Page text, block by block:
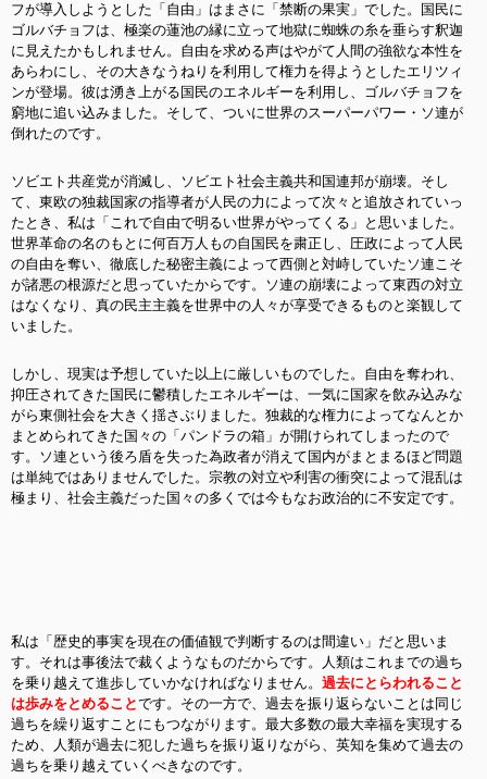
フが導入しようとした「自由」はまさに「禁断の果実」でした。国民に
ゴルバチョフは、極楽の蓮池の縁に立って地獄に蜘蛛の糸を垂らす釈迦
に見えたかもしれません。自由を求める声はやがて人間の強欲な本性を
あらわにし、その大きなうねりを利用して権力を得ようとしたエリツィ
ンが登場。彼は湧き上がる国民のエネルギーを利用し、ゴルバチョフを
窮地に追い込みました。そして、ついに世界のスーパーパワー・ソ連が
倒れたのです。
ソビエト共産党が消滅し、ソビエト社会主義共和国連邦が崩壊。そし
て、東欧の独裁国家の指導者が人民の力によって次々と追放されていっ
たとき、私は「これで自由で明るい世界がやってくる」と思いました。
世界革命の名のもとに何百万人もの自国民を粛正し、圧政によって人民
の自由を奪い、徹底した秘密主義によって西側と対峙していたソ連こそ
が諸悪の根源だと思っていたからです。ソ連の崩壊によって東西の対立
はなくなり、真の民主主義を世界中の人々が享受できるものと楽観して
いました。
しかし、現実は予想していた以上に厳しいものでした。自由を奪われ、
抑圧されてきた国民に鬱積したエネルギーは、一気に国家を飲み込みな
がら東側社会を大きく揺さぶりました。独裁的な権力によってなんとか
まとめられてきた国々の「パンドラの箱」が開けられてしまったので
す。ソ連という後ろ盾を失った為政者が消えて国内がまとまるほど問題
は単純ではありませんでした。宗教の対立や利害の衝突によって混乱は
極まり、社会主義だった国々の多くでは今もなお政治的に不安定です。
私は「歴史的事実を現在の価値観で判断するのは間違い」だと思いま
す。それは事後法で裁くようなものだからです。人類はこれまでの過ち
を乗り越えて進歩していかなければなりません。 過去にとらわれること
は歩みをとめることです。その一方で、過去を振り返らないことは同じ
過ちを繰り返すことにもつながります。最大多数の最大幸福を実現する
ため、人類が過去に犯した過ちを振り返りながら、英知を集めて過去の
過ちを乗り越えていくべきなのです。